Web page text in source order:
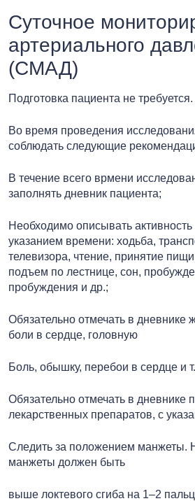
Суточное
артериального
(СМАД)
Подготовка пациента не требуется.
Во время проведения
соблюдать следующие
В течение всего врмени
заполнять дневник пациента;
Необходимо описывать
указанием времени: ходьба,
телевизора, чтение, принятие
подъем по лестнице, сон,
пробуждения и др.;
Обязательно отмечать в дневнике
боли в сердце, головную
Боль, обышку, перебои в сердце и
Обязательно отмечать в дневнике
лекарственных препаратов, с
Следить за положением манжеты.
манжеты должен быть
выше локтевого сгиба на 1–2